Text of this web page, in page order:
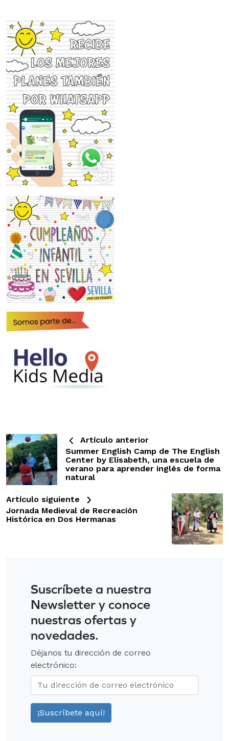
Artículo anterior
Summer English Camp de The English
Center by Elisabeth, una escuela de
verano para aprender inglés de forma
natural
Artículo siguiente
Jornada Medieval de Recreación
Histórica en Dos Hermanas
Suscríbete a nuestra
Newsletter y conoce
nuestras ofertas y
novedades.
Déjanos tu dirección de correo
electrónico: